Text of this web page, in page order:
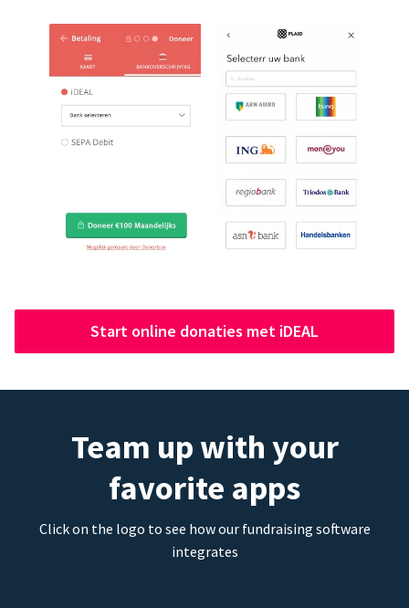
Start online donaties met iDEAL
Team up with your
favorite apps
Click on the logo to see how our fundraising software
integrates